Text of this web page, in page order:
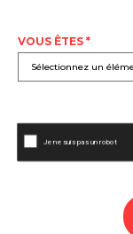
VOUS ÊTES *